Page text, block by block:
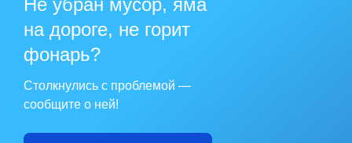
Не убран мусор, яма
на дороге, не горит
фонарь?
Столкнулись с проблемой —
сообщите о ней!